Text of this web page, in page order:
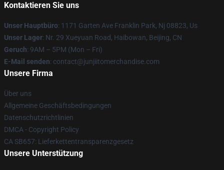
Kontaktieren Sie uns
Unser Hauptbüro: 1171 Garten Ave Franklin Park, Nj 08823, Us
Unser Lager: Nr. 29 Xueyuan Road, Haibowan, Beijing, CN
Geruch: 9AM – 5PM (Mon – Fri)
E-Mail senden: contact@junjiitomerchandise.com
Unsere Firma
Über uns
Allgemeine Geschäftsbedingungen
Datenschutzrichtlinien
DMCA - Copyright Policy
CA SB657: Lieferkettentransparenzgesetz
Unsere Unterstützung